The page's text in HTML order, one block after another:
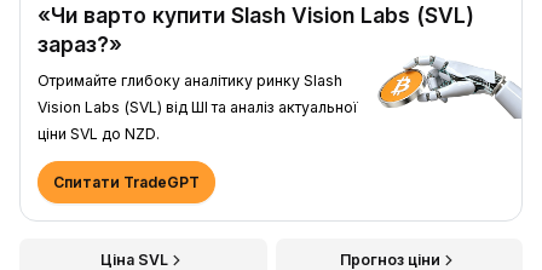
«Чи варто купити Slash Vision Labs (SVL)
зараз?»
Отримайте глибоку аналітику ринку Slash
Vision Labs (SVL) від ШІ та аналіз актуальної
ціни SVL до NZD.
Спитати TradeGPT
Ціна SVL Прогноз ціни